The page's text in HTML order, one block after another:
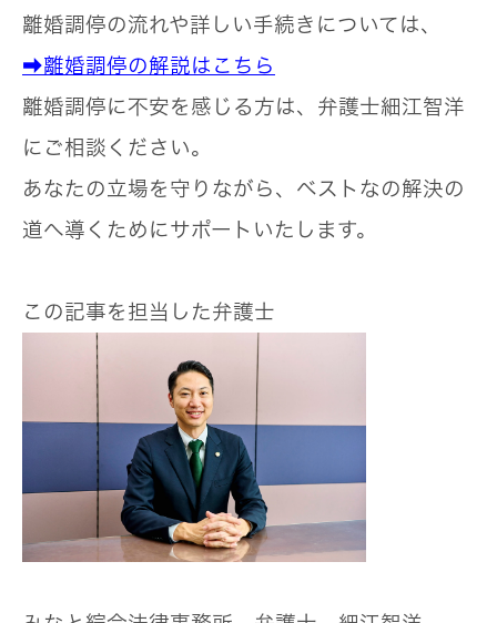
離婚調停の流れや詳しい手続きについては、
➡離婚調停の解説はこちら
離婚調停に不安を感じる方は、弁護士細江智洋
にご相談ください。
あなたの立場を守りながら、ベストなの解決の
道へ導くためにサポートいたします。
この記事を担当した弁護士